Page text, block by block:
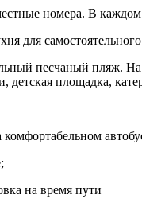
номера. В каждом
для
песчаный пляж.
детская площадка,
на время пути